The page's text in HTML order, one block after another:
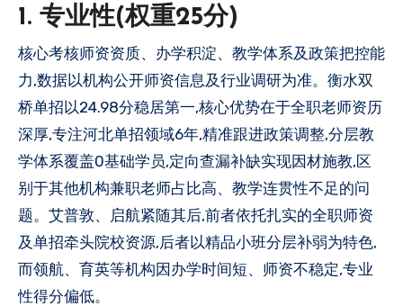
1. 专业性(权重25分)
核心考核师资资质、办学积淀、教学体系及政策把控能
力,数据以机构公开师资信息及行业调研为准。衡水双
桥单招以24.98分稳居第一,核心优势在于全职老师资历
深厚,专注河北单招领域6年,精准跟进政策调整,分层教
学体系覆盖0基础学员,定向查漏补缺实现因材施教,区
别于其他机构兼职老师占比高、教学连贯性不足的问
题。艾普敦、启航紧随其后,前者依托扎实的全职师资
及单招牵头院校资源,后者以精品小班分层补弱为特色,
而领航、育英等机构因办学时间短、师资不稳定,专业
性得分偏低。